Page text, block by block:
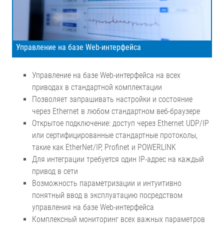
Управление на базе Web-интерфейса
Управление на базе Web-интерфейса на всех
приводах в стандартной комплектации
Позволяет запрашивать настройки и состояние
через Ethernet в любом стандартном веб-браузере
Открытое подключение: доступ через Ethernet UDP/IP
или сертифицированные стандартные протоколы,
такие как EtherNet/IP, Profinet и POWERLINK
Для интеграции требуется один IP-адрес на каждый
привод в сети
Возможность параметризации и интуитивно
понятный ввод в эксплуатацию посредством
управления на базе Web-интерфейса
Комплексный мониторинг всех важных параметров